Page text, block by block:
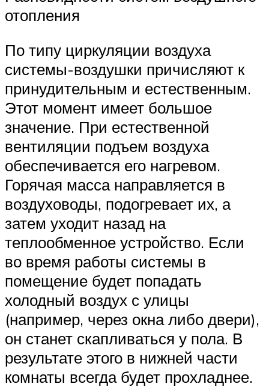
отопления
По типу циркуляции воздуха
системы-воздушки причисляют к
принудительным и естественным.
Этот момент имеет большое
значение. При естественной
вентиляции подъем воздуха
обеспечивается его нагревом.
Горячая масса направляется в
воздуховоды, подогревает их, а
затем уходит назад на
теплообменное устройство. Если
во время работы системы в
помещение будет попадать
холодный воздух с улицы
(например, через окна либо двери),
он станет скапливаться у пола. В
результате этого в нижней части
комнаты всегда будет прохладнее.